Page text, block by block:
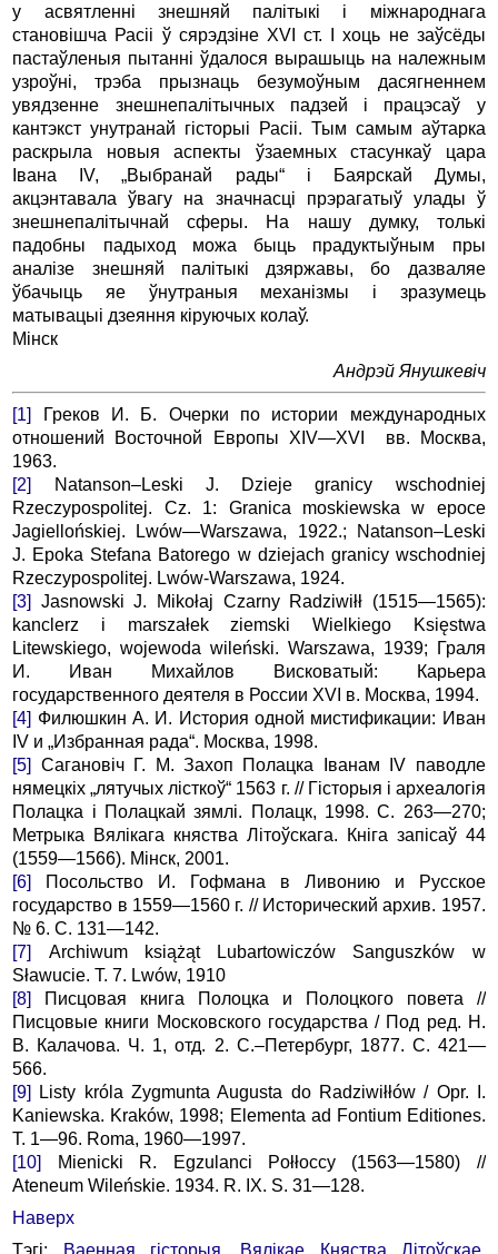
у асвятленні знешняй палітыкі і міжнароднага
становішча Расіі ў сярэдзіне XVI ст. І хоць не заўсёды
пастаўленыя пытанні ўдалося вырашыць на належным
узроўні, трэба прызнаць безумоўным дасягненнем
увядзенне знешнепалітычных падзей і працэсаў у
кантэкст унутранай гісторыі Расіі. Тым самым аўтарка
раскрыла новыя аспекты ўзаемных стасункаў цара
Івана IV, „Выбранай рады“ і Баярскай Думы,
акцэнтавала ўвагу на значнасці прэрагатыў улады ў
знешнепалітычнай сферы. На нашу думку, толькі
падобны падыход можа быць прадуктыўным пры
аналізе знешняй палітыкі дзяржавы, бо дазваляе
ўбачыць яе ўнутраныя механізмы і зразумець
матывацыі дзеяння кіруючых колаў.
Мінск
Андрэй Янушкевіч
[1]
Греков И. Б. Очерки по истории международных
отношений Восточной Европы XIV—XVI вв. Москва,
1963.
[2]
Natanson–Leski J. Dzieje granicy wschodniej
Rzeczypospolitej. Cz. 1: Granica moskiewska w epoce
Jagiellońskiej. Lwów—Warszawa, 1922.; Natanson–Leski
J. Epoka Stefana Batorego w dziejach granicy wschodniej
Rzeczypospolitej. Lwów-Warszawa, 1924.
[3]
Jasnowski J. Mikołaj Czarny Radziwiłł (1515—1565):
kanclerz i marszałek ziemski Wielkiego Księstwa
Litewskiego, wojewoda wileński. Warszawa, 1939; Граля
И. Иван Михайлов Висковатый: Карьера
государственного деятеля в России XVI в. Москва, 1994.
[4] Филюшкин А. И. История одной мистификации: Иван
IV и „Избранная рада“. Москва, 1998.
[5]
Сагановіч Г. М. Захоп Полацка Іванам IV паводле
нямецкіх „лятучых лісткоў“ 1563 г. // Гісторыя і археалогія
Полацка і Полацкай зямлі. Полацк, 1998. С. 263—270;
Метрыка Вялікага княства Літоўскага. Кніга запісаў 44
(1559—1566). Мінск, 2001.
[6]
Посольство И. Гофмана в Ливонию и Русское
государство в 1559—1560 г. // Исторический архив. 1957.
№ 6. С. 131—142.
[7]
Archiwum książąt Lubartowiczów Sanguszków w
Sławucie. T. 7. Lwów, 1910
[8]
Писцовая книга Полоцка и Полоцкого повета //
Писцовые книги Московского государства / Под ред. Н.
В. Калачова. Ч. 1, отд. 2. С.–Петербург, 1877. С. 421—
566.
[9]
Listy króla Zygmunta Augusta do Radziwiłłów / Opr. I.
Kaniewska. Kraków, 1998; Elementa ad Fontium Editiones.
T. 1—96. Roma, 1960—1997.
[10]
Mienicki R. Egzulanci Połłoccy (1563—1580) //
Ateneum Wileńskie. 1934. R. IX. S. 31—128.
Наверх
Тэгі:
Ваенная гісторыя Вялікае Княства Літоўскае,